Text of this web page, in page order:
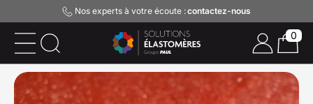
Nos experts à votre écoute :contactez-nous
0